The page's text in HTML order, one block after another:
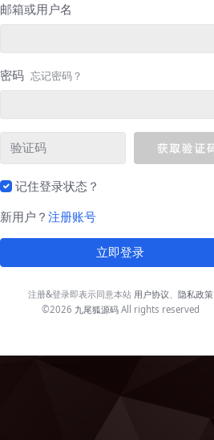
邮箱或用户名
密码 忘记密码？
记住登录状态？
新用户？ 注册账号
立即登录
注册&登录即表示同意本站 用户协议、 隐私政策
©2026 九尾狐源码All rights reserved